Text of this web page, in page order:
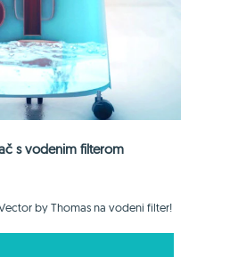
s vodenim filterom
by Thomas na vodeni filter!